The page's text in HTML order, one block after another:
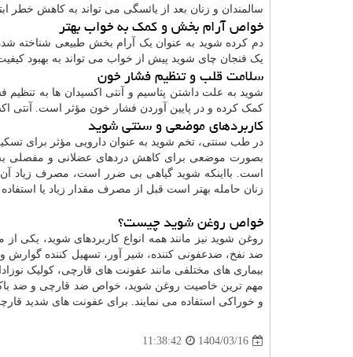
سالمندان و زنان بعد از یائسگی می تواند به کاهش خطر
خواص آرام بخش و کمک به خواب بهتر
دم کرده شوید به عنوان یک آرام بخش طبیعی شناخته
یک فنجان چای شوید پیش از خواب می تواند به بهبود
سلامت قلب و تنظیم فشار خون
شوید به علت داشتن پتاسیم و آنتی اکسیدان ها به
کمک کرده و در پایین آوردن فشار خون مؤثر است. آنتی
کاربردهای موضعی و سنتی شوید
در طب سنتی، تخم شوید به عنوان دارویی مؤثر برای
بصورت موضعی برای کاهش دردهای عضلانی و مفصلی به
است. بااینکه شوید گیاهی بی ضرر است، مصرف زیاد
زنان حامله بهتر است قبل از مصرف مقدار زیاد یا
خواص روغن شوید چیست؟
روغن شوید نیز مانند همه انواع کاربردهای شوید،
ضد نفخ، ضدعفونی کننده، شیر آور، تسهیل کننده
بیماری های مختلفی مانند عفونت های قارچی، کولیک
مهم ترین خاصیت روغن شوید، خواص ضد قارچی و ضد
و خوراکی استفاده می نمایند. برای عفونت های شدید
1404/03/16
11:38:42